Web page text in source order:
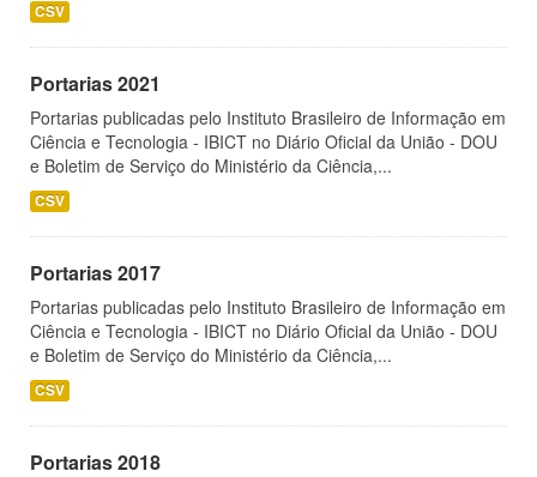
CSV
Portarias 2021
Portarias publicadas pelo Instituto Brasileiro de Informação em
Ciência e Tecnologia - IBICT no Diário Oficial da União - DOU
e Boletim de Serviço do Ministério da Ciência,...
CSV
Portarias 2017
Portarias publicadas pelo Instituto Brasileiro de Informação em
Ciência e Tecnologia - IBICT no Diário Oficial da União - DOU
e Boletim de Serviço do Ministério da Ciência,...
CSV
Portarias 2018